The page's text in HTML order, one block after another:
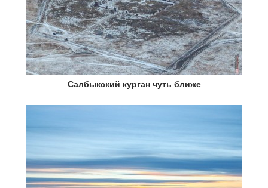
Салбыкский курган чуть ближе